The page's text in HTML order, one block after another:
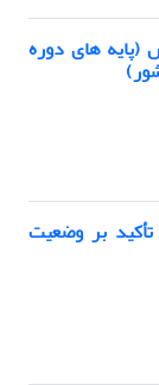
های دوره
بر وضعیت